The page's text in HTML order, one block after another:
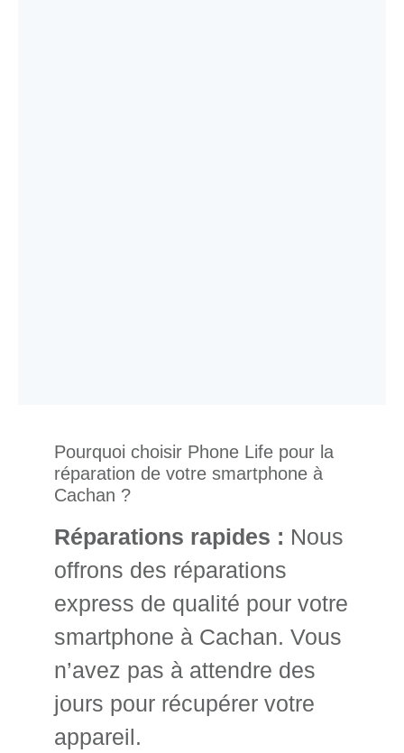
Pourquoi choisir Phone Life pour la
réparation de votre smartphone à
Cachan ?
Réparations rapides : Nous
offrons des réparations
express de qualité pour votre
smartphone à Cachan. Vous
n’avez pas à attendre des
jours pour récupérer votre
appareil.